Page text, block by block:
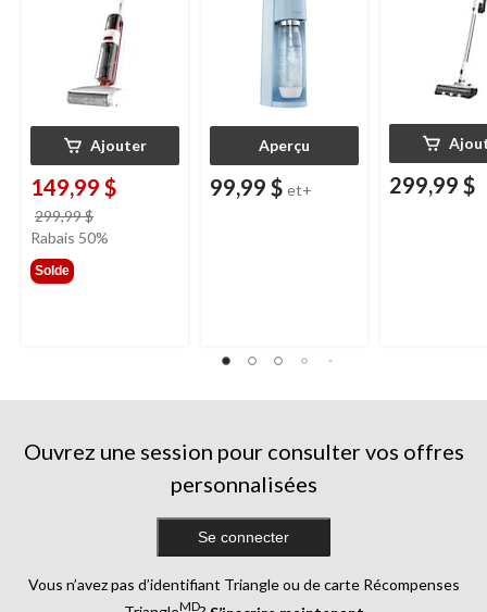
Ajouter
149,99 $
299,99 $
était
Rabais 50%
Solde
Aperçu
99,99 $ et+ 299,99 $
Ouvrez une session pour consulter vos offres
personnalisées
Se connecter
Vous n’avez pas d’identifiant Triangle ou de carte Récompenses
MD